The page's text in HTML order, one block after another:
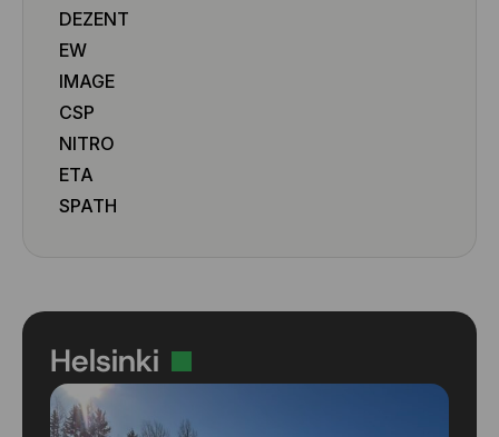
DEZENT
EW
IMAGE
CSP
NITRO
ETA
SPATH
Helsinki